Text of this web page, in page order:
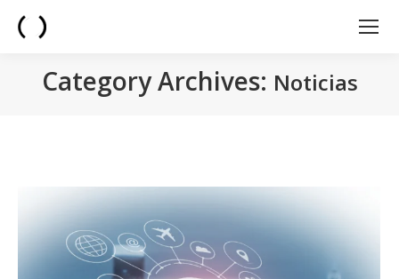
Category Archives: Noticias